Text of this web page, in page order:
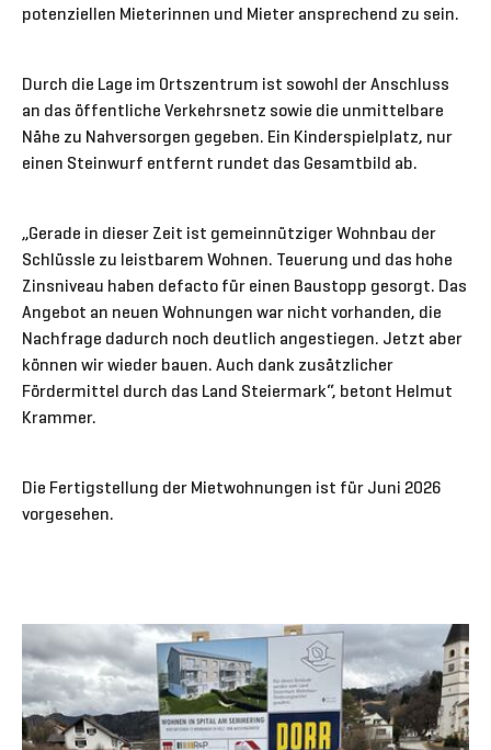
potenziellen Mieterinnen und Mieter ansprechend zu sein.
Durch die Lage im Ortszentrum ist sowohl der Anschluss
an das öffentliche Verkehrsnetz sowie die unmittelbare
Nähe zu Nahversorgen gegeben. Ein Kinderspielplatz, nur
einen Steinwurf entfernt rundet das Gesamtbild ab.
„Gerade in dieser Zeit ist gemeinnütziger Wohnbau der
Schlüssle zu leistbarem Wohnen. Teuerung und das hohe
Zinsniveau haben defacto für einen Baustopp gesorgt. Das
Angebot an neuen Wohnungen war nicht vorhanden, die
Nachfrage dadurch noch deutlich angestiegen. Jetzt aber
können wir wieder bauen. Auch dank zusätzlicher
Fördermittel durch das Land Steiermark“, betont Helmut
Krammer.
Die Fertigstellung der Mietwohnungen ist für Juni 2026
vorgesehen.